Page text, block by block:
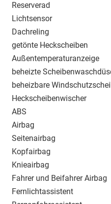
Reserverad
Lichtsensor
Dachreling
getönte Heckscheiben
Außentemperaturanzeige
beheizte
beheizbare
Heckscheibenwischer
ABS
Airbag
Seitenairbag
Kopfairbag
Knieairbag
Fahrer und Beifahrer Airbag
Fernlichtassistent